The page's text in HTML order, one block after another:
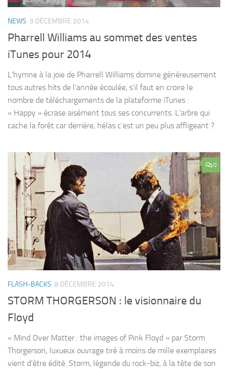
NEWS 9 DÉCEMBRE 2014
Pharrell Williams au sommet des ventes
iTunes pour 2014
L’hymne à la joie de Pharrell Williams domine généreusement
tous autres hits de l’année écoulée, s’il faut en croire le
nombre de téléchargements de la plateforme iTunes :
« Happy » écrase aisément tous ses concurrents. L’arbre qui
cache la forêt car derrière, hélas c’est un peu plus affligeant ?
0
FLASH-BACKS 8 DÉCEMBRE 2014
STORM THORGERSON : le visionnaire du
Floyd
« Mind Over Matter : the images of Pink Floyd » par Storm
Thorgerson, luxueux ouvrage tiré à moins de mille exemplaires
vient d’être édité. Storm, légende du rock-biz, à la tête de son